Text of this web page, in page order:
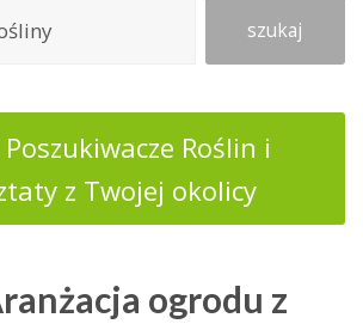
szukaj
Roślin i
z Twojej okolicy
ogrodu z